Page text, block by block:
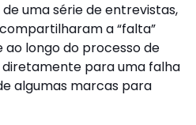
uma série de entrevistas,
a “falta”
longo do processo de
para uma falha
algumas marcas para